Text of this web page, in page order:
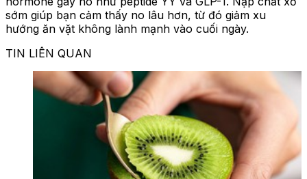
sớm giúp bạn cảm thấy no lâu hơn, từ đó giảm xu
hướng ăn vặt không lành mạnh vào cuối ngày.
TIN LIÊN QUAN